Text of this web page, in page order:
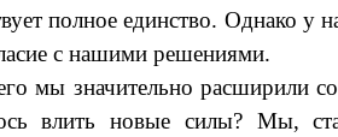
полное единство. Однако у
с нашими решениями.
мы значительно расширили
влить новые силы? Мы,